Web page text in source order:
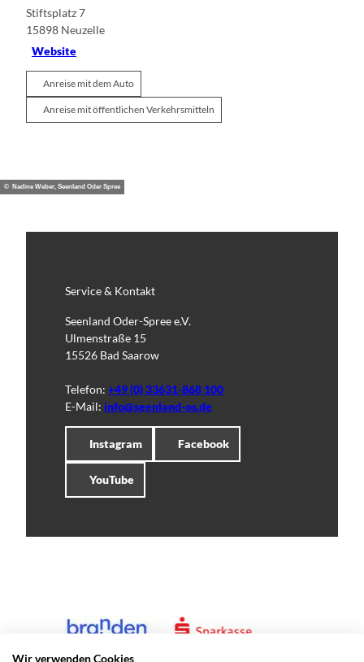
Stiftsplatz 7
15898 Neuzelle
Website
Anreise mit dem Auto
Anreise mit öffentlichen Verkehrsmitteln
© Nadine Weber, Seenland Oder Spree
Service & Kontakt
Seenland Oder-Spree e.V.
Ulmenstraße 15
15526 Bad Saarow
Telefon: +49 (0) 33631-868 100
E-Mail: info@seenland-os.de
Instagram Facebook
YouTube
Wir verwenden Cookies